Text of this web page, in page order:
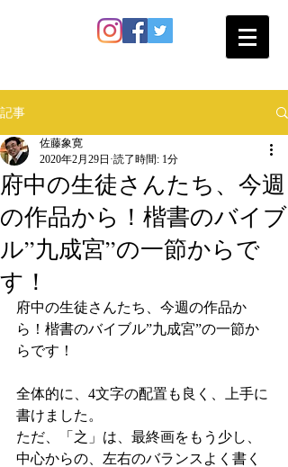
記事
府中の生徒さんたち、今週
の作品から！楷書のバイブ
ル”九成宮”の一節からで
す！
佐藤象寛
2020年2月29日 読了時間: 1分
府中の生徒さんたち、今週の作品か
ら！楷書のバイブル”九成宮”の一節か
らです！
全体的に、4文字の配置も良く、上手に
書けました。
ただ、「之」は、最終画をもう少し、
中心からの、左右のバランスよく書く